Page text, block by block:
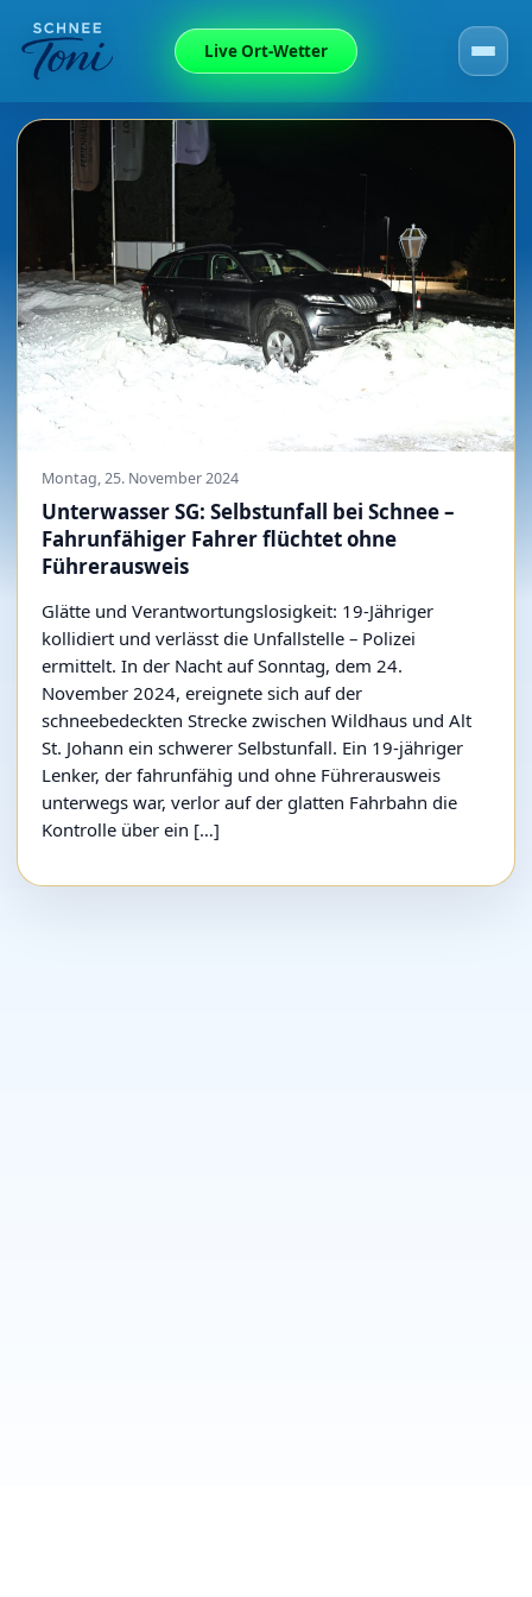
Live Ort-Wetter
Montag, 25. November 2024
Unterwasser SG: Selbstunfall bei Schnee –
Fahrunfähiger Fahrer flüchtet ohne
Führerausweis
Glätte und Verantwortungslosigkeit: 19-Jähriger
kollidiert und verlässt die Unfallstelle – Polizei
ermittelt. In der Nacht auf Sonntag, dem 24.
November 2024, ereignete sich auf der
schneebedeckten Strecke zwischen Wildhaus und Alt
St. Johann ein schwerer Selbstunfall. Ein 19-jähriger
Lenker, der fahrunfähig und ohne Führerausweis
unterwegs war, verlor auf der glatten Fahrbahn die
Kontrolle über ein […]